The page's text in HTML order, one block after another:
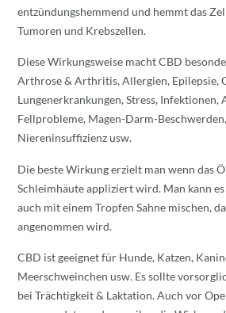
entzündungshemmend und hemmt das
Tumoren und Krebszellen.
Diese Wirkungsweise macht CBD
Arthrose & Arthritis, Allergien, Epilepsie,
Lungenerkrankungen, Stress, Infektionen,
Fellprobleme, Magen-Darm-
Niereninsuffizienz usw.
Die beste Wirkung erzielt man wenn das
Schleimhäute appliziert wird. Man kann
auch mit einem Tropfen Sahne mischen,
angenommen wird.
CBD ist geeignet für Hunde, Katzen,
Meerschweinchen usw. Es sollte
bei Trächtigkeit & Laktation. Auch vor